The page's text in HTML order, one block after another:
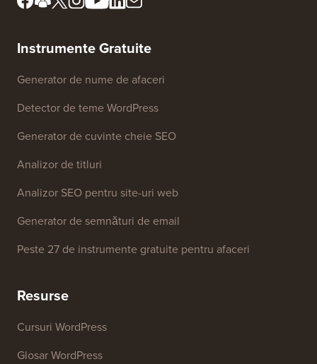
Instrumente Gratuite
Generator de nume de afaceri
Detector de teme WordPress
Generator de cuvinte cheie SEO
Analizor de titluri
Analizor SEO pentru site-uri web
Generator de semnături de email
Peste 27 de instrumente gratuite pentru afaceri
Resurse
Cursuri WordPress
Glosar WordPress